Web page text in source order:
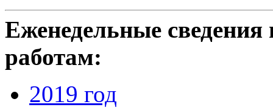
Еженедельные
работам:
2019 год